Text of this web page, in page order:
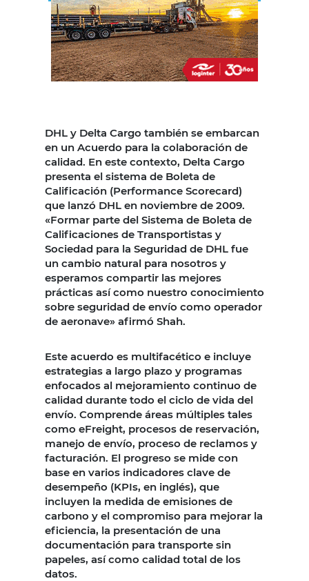
DHL y Delta Cargo también se embarcan
en un Acuerdo para la colaboración de
calidad. En este contexto, Delta Cargo
presenta el sistema de Boleta de
Calificación (Performance Scorecard)
que lanzó DHL en noviembre de 2009.
«Formar parte del Sistema de Boleta de
Calificaciones de Transportistas y
Sociedad para la Seguridad de DHL fue
un cambio natural para nosotros y
esperamos compartir las mejores
prácticas así como nuestro conocimiento
sobre seguridad de envío como operador
de aeronave» afirmó Shah.
Este acuerdo es multifacético e incluye
estrategias a largo plazo y programas
enfocados al mejoramiento continuo de
calidad durante todo el ciclo de vida del
envío. Comprende áreas múltiples tales
como eFreight, procesos de reservación,
manejo de envío, proceso de reclamos y
facturación. El progreso se mide con
base en varios indicadores clave de
desempeño (KPIs, en inglés), que
incluyen la medida de emisiones de
carbono y el compromiso para mejorar la
eficiencia, la presentación de una
documentación para transporte sin
papeles, así como calidad total de los
datos.